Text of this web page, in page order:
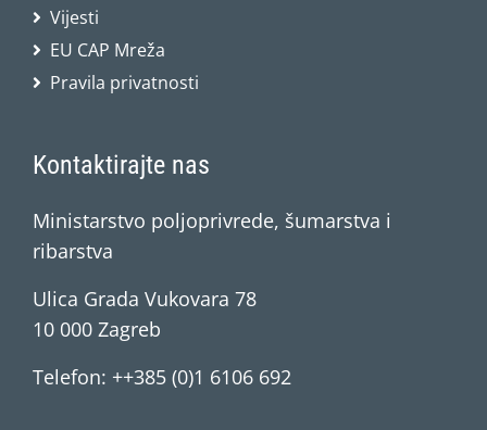
Vijesti
EU CAP Mreža
Pravila privatnosti
Kontaktirajte nas
Ministarstvo poljoprivrede, šumarstva i
ribarstva
Ulica Grada Vukovara 78
10 000 Zagreb
Telefon: ++385 (0)1 6106 692